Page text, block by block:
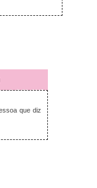
abril 20, 2015
que diz